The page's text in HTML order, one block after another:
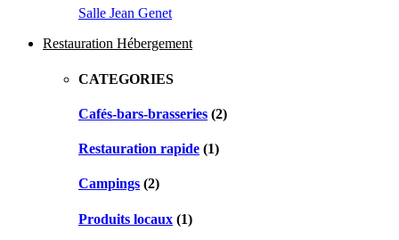
Salle Jean Genet
Restauration Hébergement
CATEGORIES
Cafés-bars-brasseries (2)
Restauration rapide (1)
Campings (2)
Produits locaux (1)